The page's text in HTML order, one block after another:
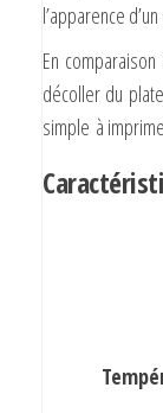
l’apparence
En
décoller du
simple à